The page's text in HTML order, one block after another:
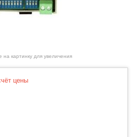
на картинку для увеличения
цены